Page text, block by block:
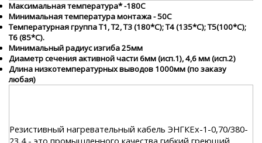
Максимальная температура* -180С
Минимальная температура монтажа - 50С
Температурная группа Т1, Т2, Т3 (180*С); Т4 (135*С); Т5(100*С);
Т6 (85*С).
Минимальный радиус изгиба 25мм
Диаметр сечения активной части 6мм (исп.1), 4,6 мм (исп.2)
Длина низкотемпературных выводов 1000мм (по заказу
любая)
Резистивный нагревательный кабель ЭНГКЕх-1-0,70/380-
23,4 - это промышленного качества гибкий греющий